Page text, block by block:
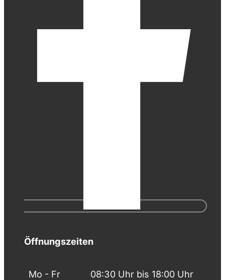
Öffnungszeiten
Mo - Fr
08:30 Uhr bis 18:00 Uhr